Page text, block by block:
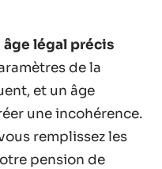
légal précis
de la
et un âge
une incohérence.
remplissez les
pension de